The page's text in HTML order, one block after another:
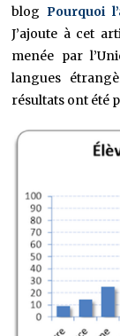
blogPourquoi
J’ajoute à cet
menée par
langues
résultats ont été